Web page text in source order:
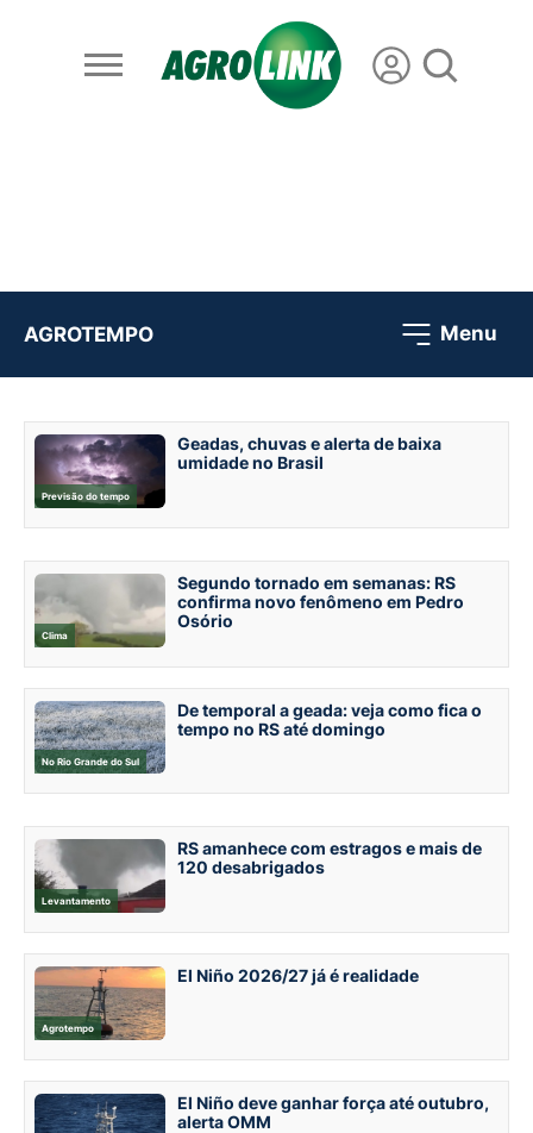
AGROTEMPO Menu
Previsão do tempo
Geadas, chuvas e alerta de baixa
umidade no Brasil
Clima
Segundo tornado em semanas: RS
confirma novo fenômeno em Pedro
Osório
No Rio Grande do Sul
De temporal a geada: veja como fica o
tempo no RS até domingo
Levantamento
RS amanhece com estragos e mais de
120 desabrigados
Agrotempo
El Niño 2026/27 já é realidade
El Niño deve ganhar força até outubro,
alerta OMM